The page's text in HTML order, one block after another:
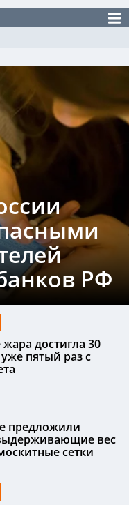
РФ
достигла 30
пятый раз с
предложили
вес
сетки